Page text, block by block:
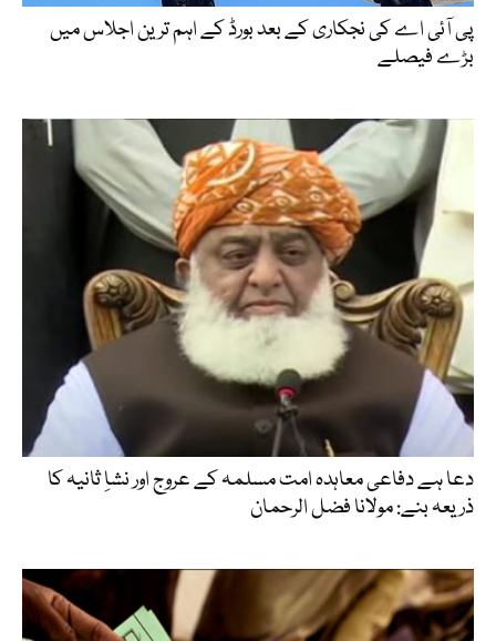
پی آئی اے کی نجکاری کے بعد بورڈ کے اہم ترین اجلاس میں
بڑے فیصلے
دعا ہے دفاعی معاہدہ امت مسلمہ کے عروج اور نشاِ ثانیہ کا
ذریعہ بنے: مولانا فضل الرحمان